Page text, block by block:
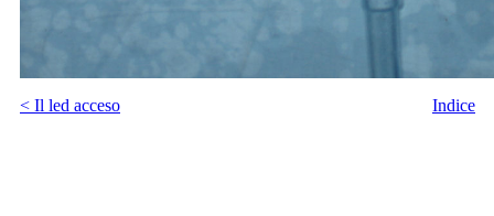
< Il led acceso Indice